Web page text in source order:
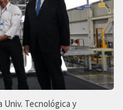
Univ. Tecnológica y